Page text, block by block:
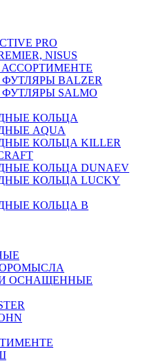
PRO
NISUS
BALZER
SALMO
КОЛЬЦА
AQUA
КОЛЬЦА KILLER
КОЛЬЦА DUNAEV
КОЛЬЦА LUCKY
КОЛЬЦА В
ОСНАЩЕННЫЕ